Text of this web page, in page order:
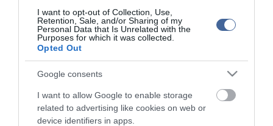
I want to opt-out of Collection, Use,
Retention, Sale, and/or Sharing of my
Personal Data that Is Unrelated with the
Purposes for which it was collected.
Opted Out
Google consents
I want to allow Google to enable storage
related to advertising like cookies on web or
device identifiers in apps.
A Miniszterelnökség felmondta a Lounge Eventtel kötött
keretszerződését
Újabb két gyanúsítottat fogtak el a 600 milliós
Vizes Eb - Megvan az első magyar arany, a nyíltvízi úszó
Betlehem Dávid nyerte a kieséses versenyt